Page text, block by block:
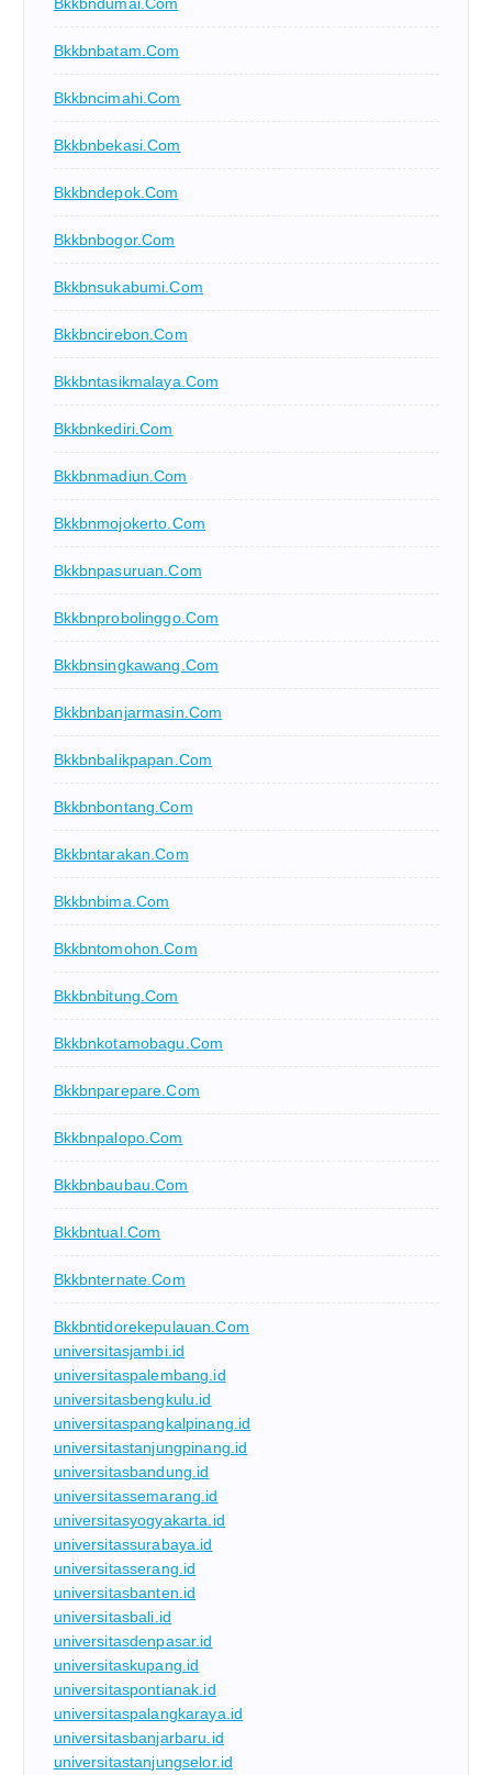
Bkkbnbatam.com
Bkkbncimahi.com
Bkkbnbekasi.com
Bkkbndepok.com
Bkkbnbogor.com
Bkkbnsukabumi.com
Bkkbncirebon.com
Bkkbntasikmalaya.com
Bkkbnkediri.com
Bkkbnmadiun.com
Bkkbnmojokerto.com
Bkkbnpasuruan.com
Bkkbnprobolinggo.com
Bkkbnsingkawang.com
Bkkbnbanjarmasin.com
Bkkbnbalikpapan.com
Bkkbnbontang.com
Bkkbntarakan.com
Bkkbnbima.com
Bkkbntomohon.com
Bkkbnbitung.com
Bkkbnkotamobagu.com
Bkkbnparepare.com
Bkkbnpalopo.com
Bkkbnbaubau.com
Bkkbntual.com
Bkkbnternate.com
Bkkbntidorekepulauan.com
universitasjambi.id
universitaspalembang.id
universitasbengkulu.id
universitaspangkalpinang.id
universitastanjungpinang.id
universitasbandung.id
universitassemarang.id
universitasyogyakarta.id
universitassurabaya.id
universitasserang.id
universitasbanten.id
universitasbali.id
universitasdenpasar.id
universitaskupang.id
universitaspontianak.id
universitaspalangkaraya.id
universitasbanjarbaru.id
universitastanjungselor.id